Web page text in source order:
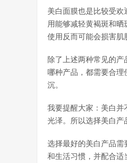
美白面膜也是比较受
用能够减轻黄褐斑和
使用反而可能会损害肌
除了上述两种常见的
哪种产品，都需要合
沉。
我要提醒大家：美白并
光泽。所以选择美白产
选择最好的美白产品需
和生活习惯，并配合适